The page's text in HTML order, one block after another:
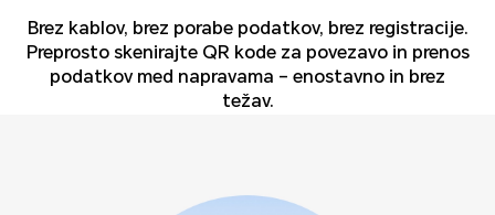
Brez kablov, brez porabe podatkov, brez registracije.
Preprosto skenirajte QR kode za povezavo in prenos
podatkov med napravama – enostavno in brez
težav.